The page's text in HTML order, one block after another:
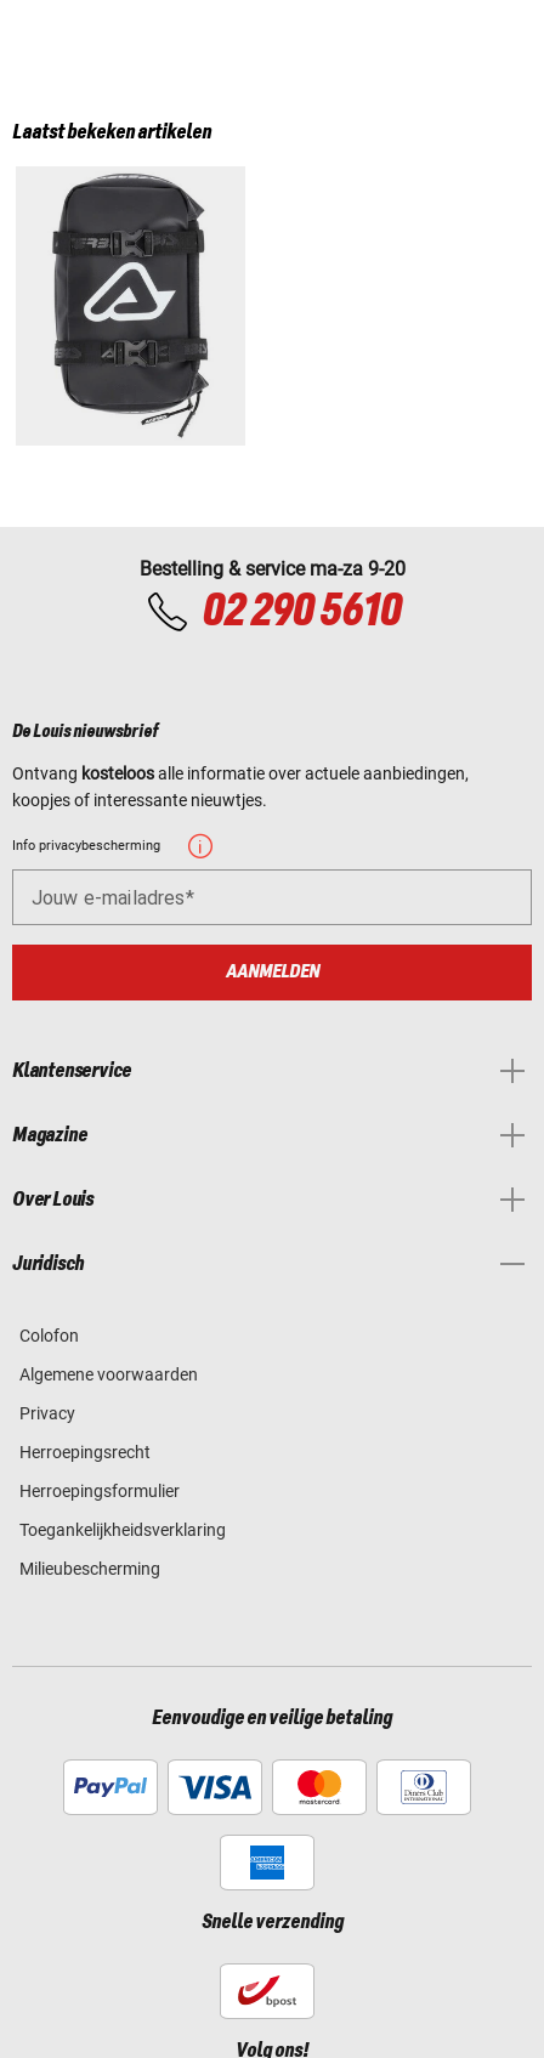
Laatst bekeken artikelen
Bestelling & service ma-za 9-20
02 290 5610
De Louis nieuwsbrief
Ontvang kosteloosalle informatie over actuele aanbiedingen,
koopjes of interessante nieuwtjes.
Info privacybescherming
Jouw e-mailadres
AANMELDEN
Klantenservice
Magazine
Over Louis
Juridisch
Colofon
Algemene voorwaarden
Privacy
Herroepingsrecht
Herroepingsformulier
Toegankelijkheidsverklaring
Milieubescherming
Eenvoudige en veilige betaling
Snelle verzending
Volg ons!